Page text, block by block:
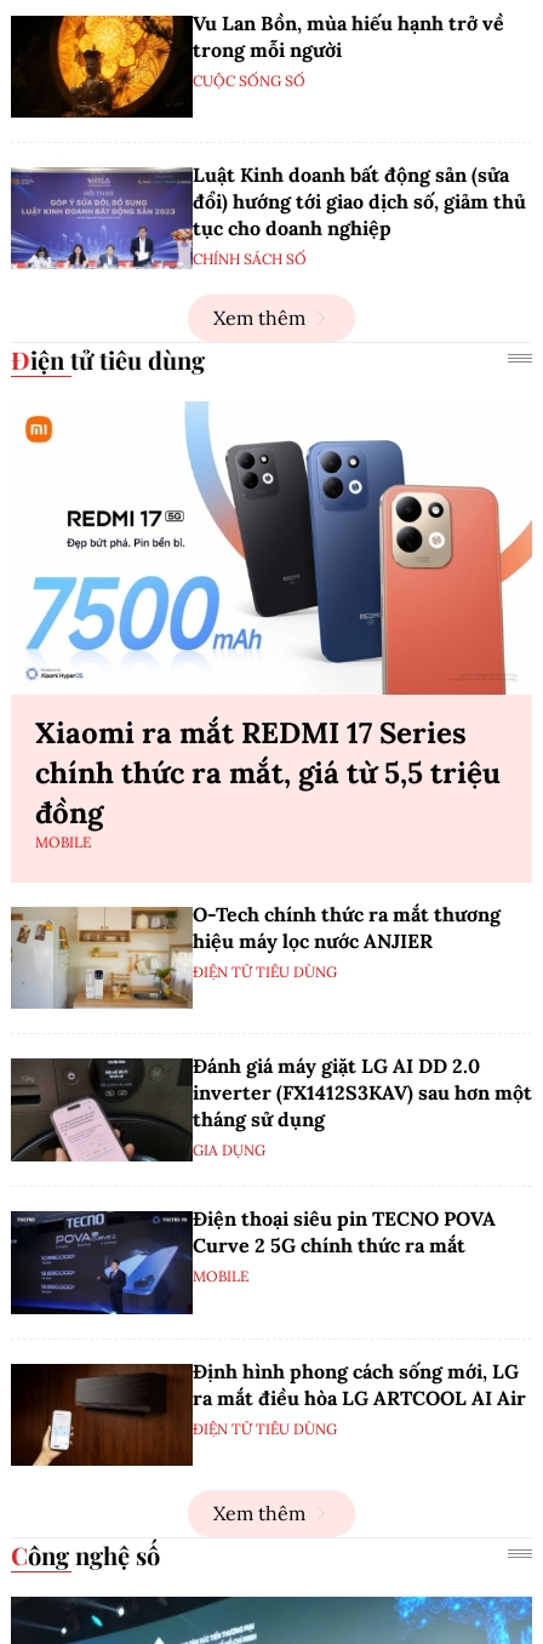
Vu Lan Bồn, mùa hiếu hạnh trở về
trong mỗi người
CUỘC SỐNG SỐ
Luật Kinh doanh bất động sản (sửa
đổi) hướng tới giao dịch số, giảm thủ
tục cho doanh nghiệp
CHÍNH SÁCH SỐ
Xem thêm
Điện tử tiêu dùng
Xiaomi ra mắt REDMI 17 Series
chính thức ra mắt, giá từ 5,5 triệu
đồng
MOBILE
O-Tech chính thức ra mắt thương
hiệu máy lọc nước ANJIER
ĐIỆN TỬ TIÊU DÙNG
Đánh giá máy giặt LG AI DD 2.0
inverter (FX1412S3KAV) sau hơn một
tháng sử dụng
GIA DỤNG
Điện thoại siêu pin TECNO POVA
Curve 2 5G chính thức ra mắt
MOBILE
Định hình phong cách sống mới, LG
ra mắt điều hòa LG ARTCOOL AI Air
ĐIỆN TỬ TIÊU DÙNG
Xem thêm
Công nghệ số